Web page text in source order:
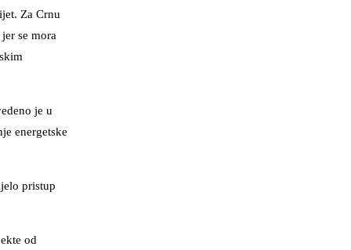
Za Crnu
se mora
je u
energetske
pristup
od